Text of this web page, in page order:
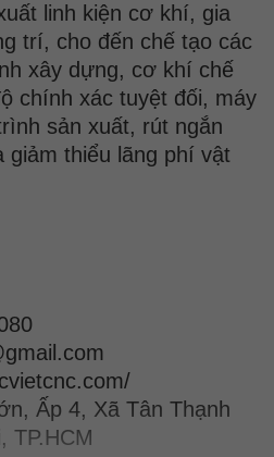
linh kiện cơ khí, gia
trí, cho đến chế tạo các
xây dựng, cơ khí chế
chính xác tuyệt đối, máy
sản xuất, rút ngắn
giảm thiểu lãng phí vật
Ấp 4, Xã Tân Thạnh
TP.HCM